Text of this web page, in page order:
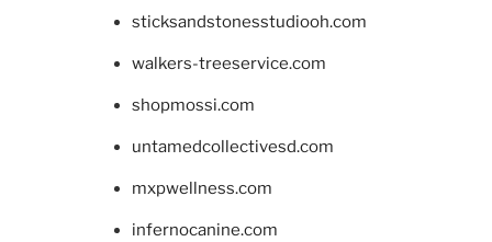
sticksandstonesstudiooh.com
walkers-treeservice.com
shopmossi.com
untamedcollectivesd.com
mxpwellness.com
infernocanine.com